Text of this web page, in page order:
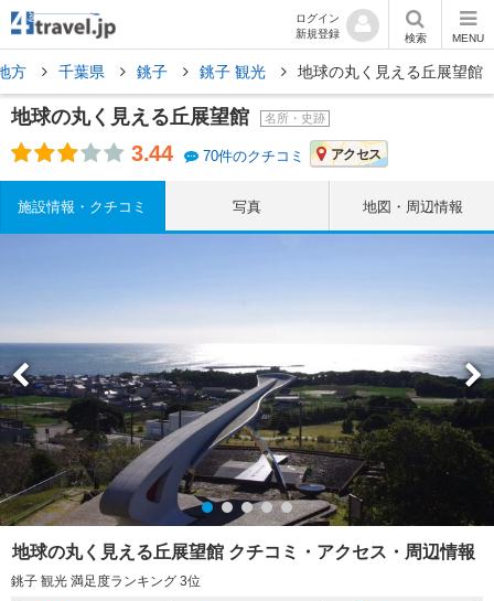
ログイン
新規登録
検索 MENU
方 千葉県 銚子 銚子 観光 地球の丸く見える丘展望館
地球の丸く見える丘展望館 名所・史跡
3.44 70件のクチコミ アクセス
施設情報・クチコミ 写真 地図・周辺情報
地球の丸く見える丘展望館 クチコミ・アクセス・周辺情報
銚子 観光 満足度ランキング 3位